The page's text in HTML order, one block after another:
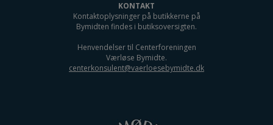
KONTAKT
Kontaktoplysninger på butikkerne på
Bymidten findes i butiksoversigten.
Henvendelser til Centerforeningen
Værløse Bymidte.
centerkonsulent@vaerloesebymidte.dk